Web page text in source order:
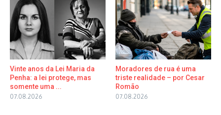
Vinte anos da Lei Maria da
Penha: a lei protege, mas
somente uma ...
07.08.2026
Moradores de rua é uma
triste realidade – por Cesar
Romão
07.08.2026